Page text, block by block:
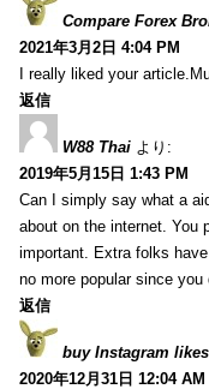
Compare Forex
2021年3月2日 4:04 PM
I really liked your
返信
W88 Thai より:
2019年5月15日 1:43 PM
Can I simply say what a
about on the internet. You
important. Extra folks
no more popular since you
返信
buy Instagram likes
2020年12月31日 12:04 AM